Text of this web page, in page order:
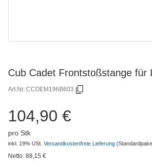
Cub Cadet Frontstoßstange für
Art.Nr.:CCOEM196B603
104,90 €
pro Stk
inkl. 19% USt. Versandkostenfreie Lieferung
Netto: 88,15 €